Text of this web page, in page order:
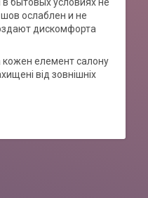
ослаблен и не
дискомфорта
кожен елемент салону
від зовнішніх